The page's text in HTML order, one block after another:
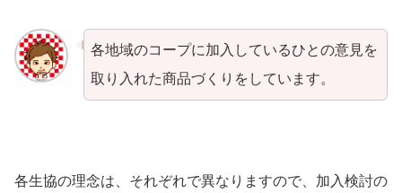
各地域のコープに加入しているひとの意見を
取り入れた商品づくりをしています。
各生協の理念は、それぞれで異なりますので、加入検討の